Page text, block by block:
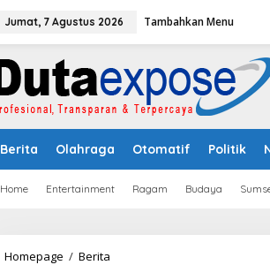
Jumat, 7 Agustus 2026 Tambahkan Menu
Berita Olahraga Otomatif Politik
Home Entertainment Ragam Budaya
Homepage / Berita